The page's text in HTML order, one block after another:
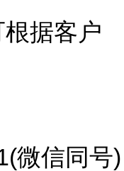
据客户
微信同号)